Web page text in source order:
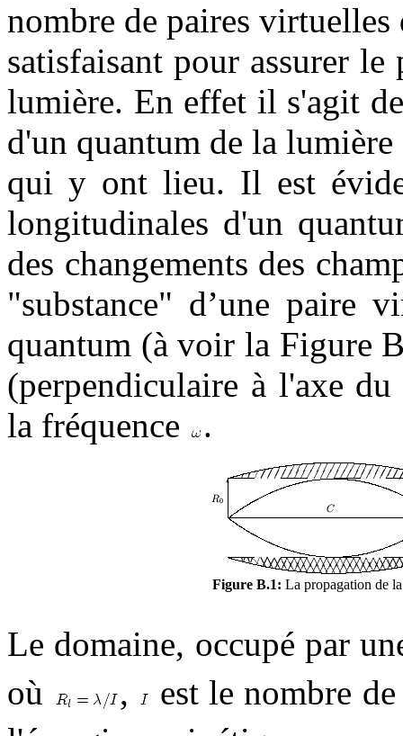
nombre de paires
satisfaisant pour assurer
lumière. En effet il s'agit
d'un quantum de la
qui y ont lieu. Il est
longitudinales d'un
des changements des
"substance" d’une paire
quantum (à voir la Figure
(perpendiculaire à l'axe
la fréquence
.
Figure B.1: La propagation de
Le domaine, occupé par
où
,
est le nombre